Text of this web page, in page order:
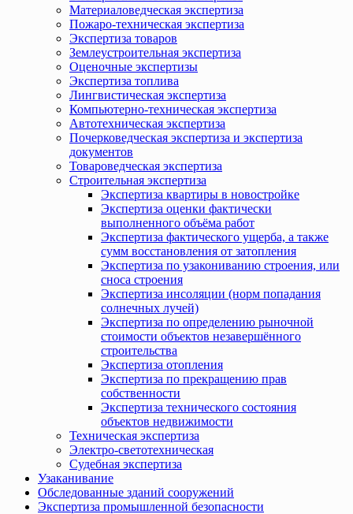
Материаловедческая экспертиза
Пожаро-техническая экспертиза
Экспертиза товаров
Землеустроительная экспертиза
Оценочные экспертизы
Экспертиза топлива
Лингвистическая экспертиза
Компьютерно-техническая экспертиза
Автотехническая экспертиза
Почерковедческая экспертиза и экспертиза
документов
Товароведческая экспертиза
Строительная экспертиза
Экспертиза квартиры в новостройке
Экспертиза оценки фактически
выполненного объёма работ
Экспертиза фактического ущерба, а также
сумм восстановления от затопления
Экспертиза по узакониванию строения, или
сноса строения
Экспертиза инсоляции (норм попадания
солнечных лучей)
Экспертиза по определению рыночной
стоимости объектов незавершённого
строительства
Экспертиза отопления
Экспертиза по прекращению прав
собственности
Экспертиза технического состояния
объектов недвижимости
Техническая экспертиза
Электро-светотехническая
Судебная экспертиза
Узаканивание
Обследованные зданий сооружений
Экспертиза промышленной безопасности